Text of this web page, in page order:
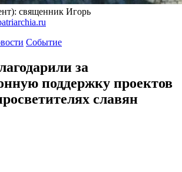
священник Игорь
Событие
за
поддержку проектов
славян